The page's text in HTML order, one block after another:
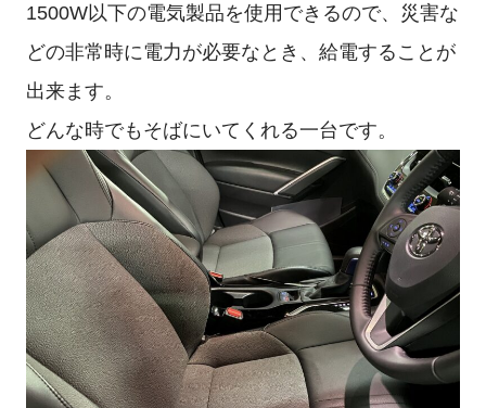
1500W以下の電気製品を使用できるので、災害な
どの非常時に電力が必要なとき、給電することが
出来ます。
どんな時でもそばにいてくれる一台です。